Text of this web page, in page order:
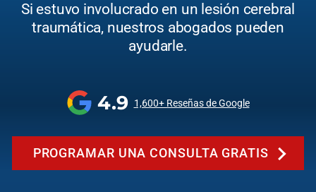
Si estuvo involucrado en un lesión cerebral
traumática, nuestros abogados pueden
ayudarle.
4.9 1,600+ Reseñas de Google
PROGRAMAR UNA CONSULTA GRATIS